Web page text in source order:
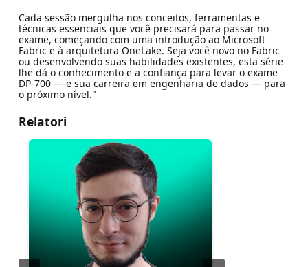
Cada sessão mergulha nos conceitos, ferramentas e
técnicas essenciais que você precisará para passar no
exame, começando com uma introdução ao Microsoft
Fabric e à arquitetura OneLake. Seja você novo no Fabric
ou desenvolvendo suas habilidades existentes, esta série
lhe dá o conhecimento e a confiança para levar o exame
DP-700 — e sua carreira em engenharia de dados — para
o próximo nível."
Relatori